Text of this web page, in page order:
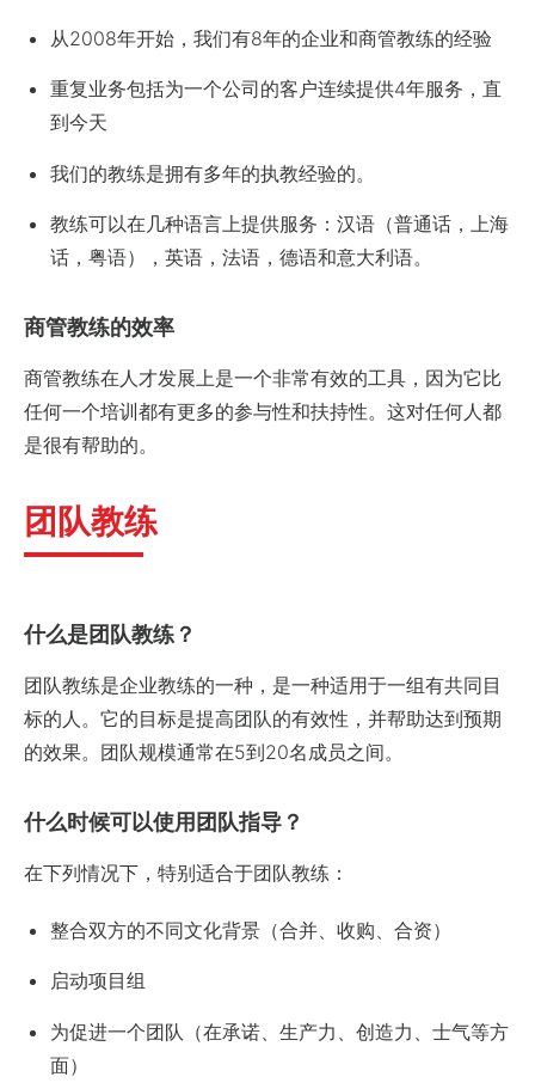
从2008年开始，我们有8年的企业和商管教练的经验
重复业务包括为一个公司的客户连续提供4年服务，直
到今天
我们的教练是拥有多年的执教经验的。
教练可以在几种语言上提供服务：汉语（普通话，上海
话，粤语），英语，法语，德语和意大利语。
商管教练的效率
商管教练在人才发展上是一个非常有效的工具，因为它比
任何一个培训都有更多的参与性和扶持性。这对任何人都
是很有帮助的。
团队教练
什么是团队教练？
团队教练是企业教练的一种，是一种适用于一组有共同目
标的人。它的目标是提高团队的有效性，并帮助达到预期
的效果。团队规模通常在5到20名成员之间。
什么时候可以使用团队指导？
在下列情况下，特别适合于团队教练：
整合双方的不同文化背景（合并、收购、合资）
启动项目组
为促进一个团队（在承诺、生产力、创造力、士气等方
面）